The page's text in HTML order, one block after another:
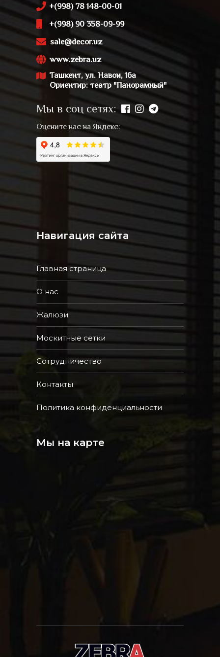
+(998) 78 148-00-01
+(998) 90 358-09-99
sale@decor.uz
www.zebra.uz
Ташкент, ул. Навои, 16а
Ориентир: театр "Панорамный"
Мы в соц сетях:
Оцените нас на Яндекс:
Навигация сайта
Главная страница
О нас
Жалюзи
Москитные сетки
Сотрудничество
Контакты
Политика конфиденциальности
Мы на карте